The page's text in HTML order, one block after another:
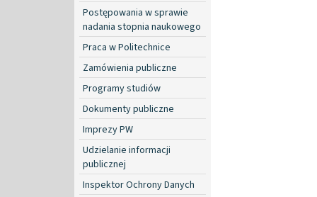
Postępowania w sprawie
nadania stopnia naukowego
Praca w Politechnice
Zamówienia publiczne
Programy studiów
Dokumenty publiczne
Imprezy PW
Udzielanie informacji
publicznej
Inspektor Ochrony Danych